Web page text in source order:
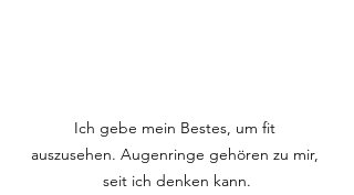
Ich gebe mein Bestes, um fit
auszusehen. Augenringe gehören zu mir,
seit ich denken kann.